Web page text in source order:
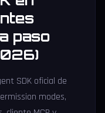
paso
SDK oficial de
modes,